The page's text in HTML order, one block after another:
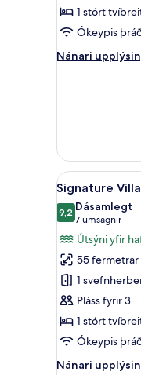
1 stórt
Ókeypis
Nánari
Nánari
Skoða
allar
myndir
fyrir
Signature
Villa,
Private
Pool,
Sea
View
23
Signature
9,29,2 af 10
Dásamlegt
7 umsagnir
(7
umsagnir)
Útsýni yfir
55 fermetrar
1
Pláss fyrir 3
1 stórt
Ókeypis
Nánari
Nánari